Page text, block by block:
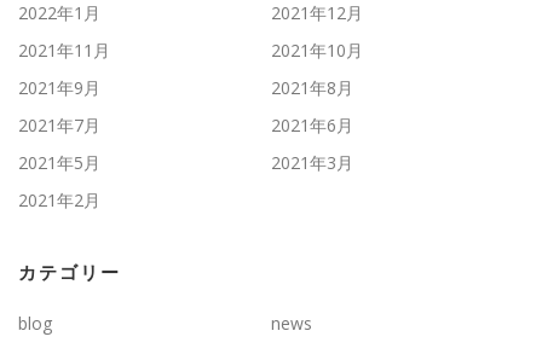
2022年1月
2021年12月
2021年11月
2021年10月
2021年9月
2021年8月
2021年7月
2021年6月
2021年5月
2021年3月
2021年2月
カテゴリー
blog
news